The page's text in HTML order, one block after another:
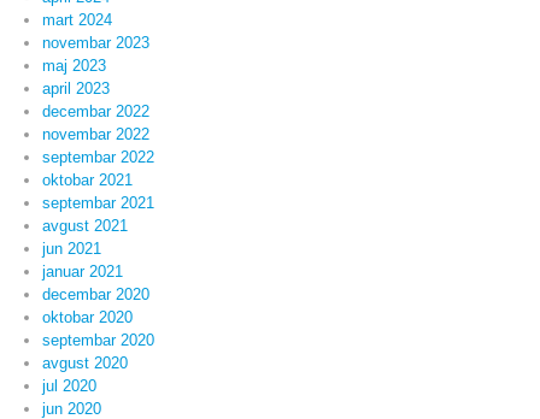
mart 2024
novembar 2023
maj 2023
april 2023
decembar 2022
novembar 2022
septembar 2022
oktobar 2021
septembar 2021
avgust 2021
jun 2021
januar 2021
decembar 2020
oktobar 2020
septembar 2020
avgust 2020
jul 2020
jun 2020